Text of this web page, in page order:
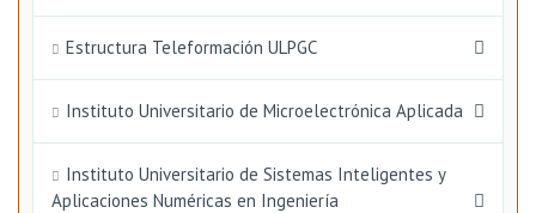
Estructura Teleformación ULPGC
Instituto Universitario de Microelectrónica Aplicada
Instituto Universitario de Sistemas Inteligentes y
Aplicaciones Numéricas en Ingeniería